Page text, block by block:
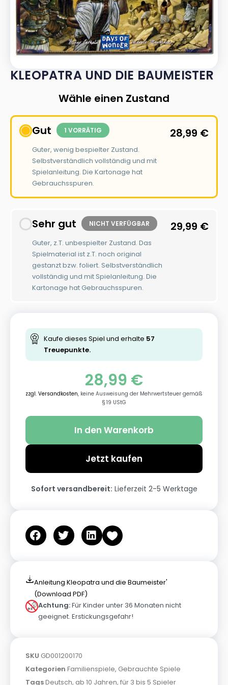
KLEOPATRA UND DIE BAUMEISTER
Wähle einen Zustand
Gut 1 VORRÄTIG
Guter, wenig bespielter Zustand.
Selbstverständlich vollständig und mit
Spielanleitung. Die Kartonage hat
Gebrauchsspuren.
28,99 €
Sehr gut NICHT VERFÜGBAR
Guter, z.T. unbespielter Zustand. Das
Spielmaterial ist z.T. noch original
gestanzt bzw. foliert. Selbstverständlich
vollständig und mit Spielanleitung. Die
Kartonage hat Gebrauchsspuren.
29,99 €
Kaufe dieses Spiel und erhalte 57
Treuepunkte.
28,99 €
zzgl. Versandkosten, keine Ausweisung der Mehrwertsteuer gemäß
§ 19 UStG
In den Warenkorb
Jetzt kaufen
Sofort versandbereit: Lieferzeit 2-5 Werktage
Anleitung Kleopatra und die Baumeister'
(Download PDF)
Achtung:Für Kinder unter 36 Monaten nicht
geeignet. Erstickungsgefahr!
SKU GD001200170
Kategorien Familienspiele, Gebrauchte Spiele
TagsDeutsch, ab 10 Jahren, für 3 bis 5 Spieler